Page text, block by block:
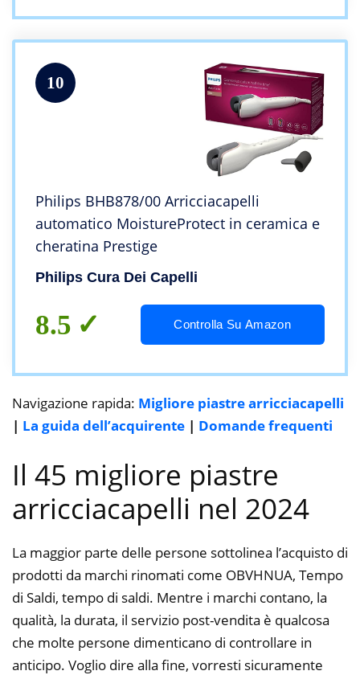
10
Philips BHB878/00 Arricciacapelli
automatico MoistureProtect in ceramica e
cheratina Prestige
Philips Cura Dei Capelli
8.5 Controlla Su Amazon
Navigazione rapida: Migliore piastre arricciacapelli
| La guida dell’acquirente | Domande frequenti
Il 45 migliore piastre
arricciacapelli nel 2024
La maggior parte delle persone sottolinea l’acquisto di
prodotti da marchi rinomati come OBVHNUA, Tempo
di Saldi, tempo di saldi. Mentre i marchi contano, la
qualità, la durata, il servizio post-vendita è qualcosa
che molte persone dimenticano di controllare in
anticipo. Voglio dire alla fine, vorresti sicuramente